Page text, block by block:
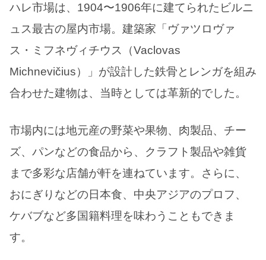
ハレ市場は、1904〜1906年に建てられたビルニ
ュス最古の屋内市場。建築家「ヴァツロヴァ
ス・ミフネヴィチウス（Vaclovas
Michnevičius）」が設計した鉄骨とレンガを組み
合わせた建物は、当時としては革新的でした。
市場内には地元産の野菜や果物、肉製品、チー
ズ、パンなどの食品から、クラフト製品や雑貨
まで多彩な店舗が軒を連ねています。さらに、
おにぎりなどの日本食、中央アジアのプロフ、
ケバブなど多国籍料理を味わうこともできま
す。